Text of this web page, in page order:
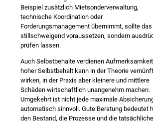
Beispiel zusätzlich Mietsonderverwaltung,
technische Koordination oder
Forderungsmanagement übernimmt, sollte
stillschweigend voraussetzen, sondern
prüfen lassen.
Auch Selbstbehalte verdienen
hoher Selbstbehalt kann in der Theorie
wirken, in der Praxis aber kleinere und mittlere
Schäden wirtschaftlich unangenehm machen.
Umgekehrt ist nicht jede maximale
automatisch sinnvoll. Gute Beratung bedeutet
den Bestand, die Prozesse und die